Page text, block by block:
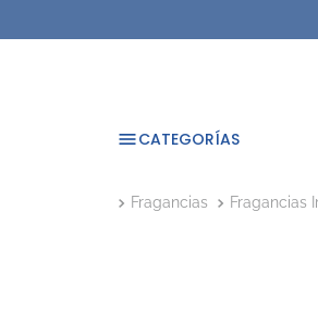
CATEGORÍAS
Fragancias Fragancias